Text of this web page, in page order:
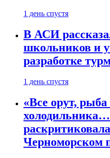
1 день спустя
В АСИ
школьников и
разработке
1 день спустя
«Все орут, рыба
Черноморском